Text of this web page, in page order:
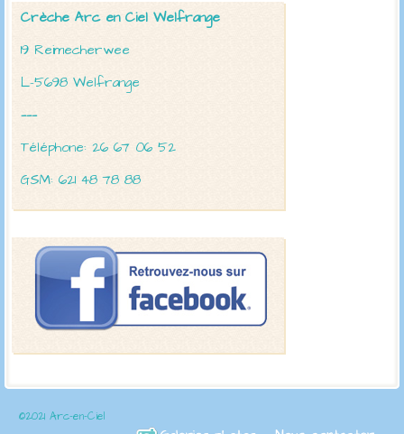
Crèche Arc en Ciel Welfrange
19 Reimecherwee
L-5698 Welfrange
———
Téléphone: 26 67 06 52
GSM: 621 48 78 88
©2021 Arc-en-Ciel